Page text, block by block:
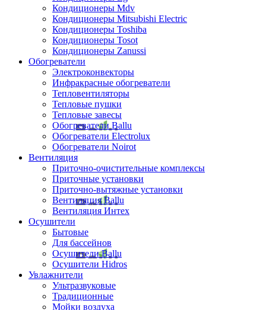
Кондиционеры Mdv
Кондиционеры Mitsubishi Electric
Кондиционеры Toshiba
Кондиционеры Tosot
Кондиционеры Zanussi
Обогреватели
Электроконвекторы
Инфракрасные обогреватели
Тепловентиляторы
Тепловые пушки
Тепловые завесы
Обогреватели Ballu
Обогреватели Electrolux
Обогреватели Noirot
Вентиляция
Приточно-очистительные комплексы
Приточные установки
Приточно-вытяжные установки
Вентиляция Ballu
Вентиляция Интех
Осушители
Бытовые
Для бассейнов
Осушители Ballu
Осушители Hidros
Увлажнители
Ультразвуковые
Традиционные
Мойки воздуха